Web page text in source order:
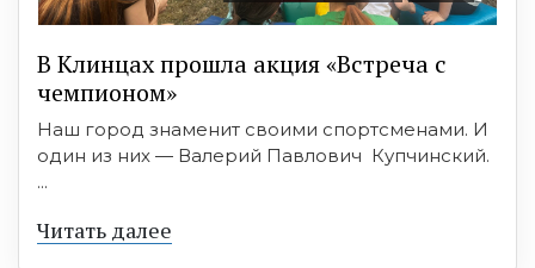
В Клинцах прошла акция «Встреча с
чемпионом»
Наш город знаменит своими спортсменами. И
один из них — Валерий Павлович Купчинский.
...
Читать далее